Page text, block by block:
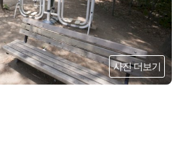
사진 더보기